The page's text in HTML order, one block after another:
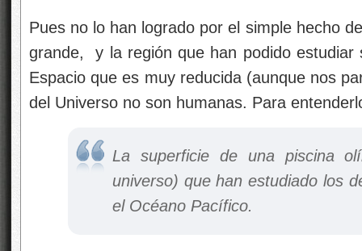
Pues no lo han logrado por el simple hecho
grande, y la región que han podido estudiar
Espacio que es muy reducida (aunque nos
del Universo no son humanas. Para
La superficie de una piscina
universo) que han estudiado los
el Océano Pacífico.